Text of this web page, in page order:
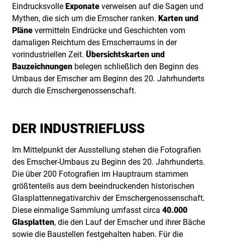
Eindrucksvolle Exponate verweisen auf die Sagen und
Mythen, die sich um die Emscher ranken. Karten und
Pläne vermitteln Eindrücke und Geschichten vom
damaligen Reichtum des Emscherraums in der
vorindustriellen Zeit. Übersichtskarten und
Bauzeichnungen belegen schließlich den Beginn des
Umbaus der Emscher am Beginn des 20. Jahrhunderts
durch die Emschergenossenschaft.
DER INDUSTRIEFLUSS
Im Mittelpunkt der Ausstellung stehen die Fotografien
des Emscher-Umbaus zu Beginn des 20. Jahrhunderts.
Die über 200 Fotografien im Hauptraum stammen
größtenteils aus dem beeindruckenden historischen
Glasplattennegativarchiv der Emschergenossenschaft.
Diese einmalige Sammlung umfasst circa 40.000
Glasplatten, die den Lauf der Emscher und ihrer Bäche
sowie die Baustellen festgehalten haben. Für die